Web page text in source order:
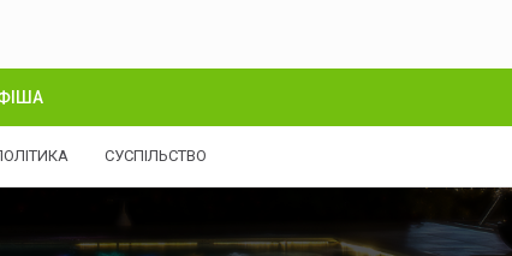
СУСПІЛЬСТВО